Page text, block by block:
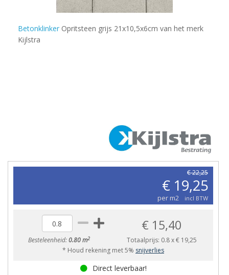
Betonklinker Opritsteen grijs 21x10,5x6cm van het merk
Kijlstra
€ 22,25
€ 19,25
per m2 incl BTW
Besteleenheid:0.80 m2
€ 15,40
Totaalprijs: 0.8x€ 19,25
* Houd rekening met 5% snijverlies
Direct leverbaar!